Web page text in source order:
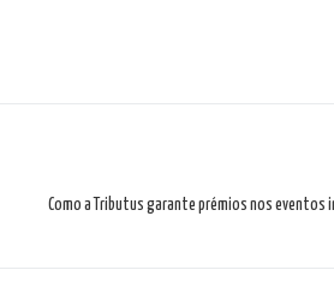
Como a Tributus garante prémios nos eventos